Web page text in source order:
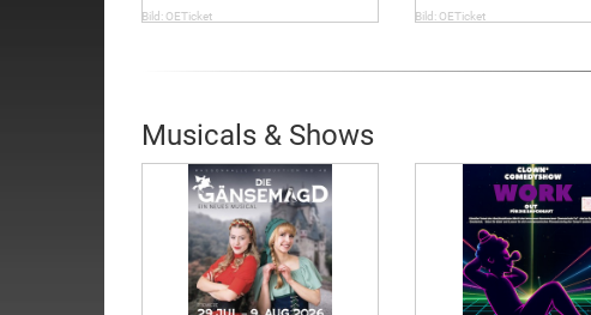
Bild: OETicket Bild: OETicket
Musicals & Shows